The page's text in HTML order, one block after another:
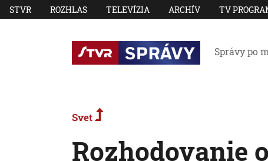
STVR ROZHLAS TELEVÍZIA ARCHÍV TV
Správy po
Svet
Rozhodovanie